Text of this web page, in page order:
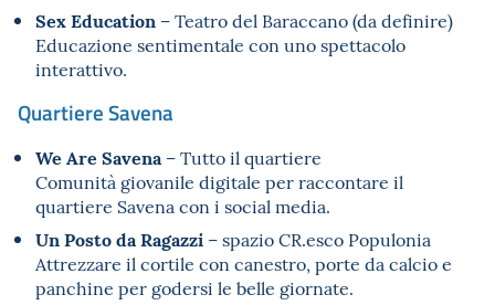
Sex Education – Teatro del Baraccano (da definire)
Educazione sentimentale con uno spettacolo
interattivo.
Quartiere Savena
We Are Savena – Tutto il quartiere
Comunità giovanile digitale per raccontare il
quartiere Savena con i social media.
Un Posto da Ragazzi – spazio CR.esco Populonia
Attrezzare il cortile con canestro, porte da calcio e
panchine per godersi le belle giornate.